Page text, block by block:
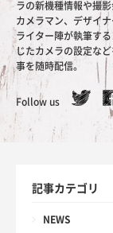
ラの新機種情報や撮影
カメラマン、デザイ
ライター陣が執筆す
じたカメラの設定な
事を随時配信。
Follow us
記事カテゴリ
NEWS